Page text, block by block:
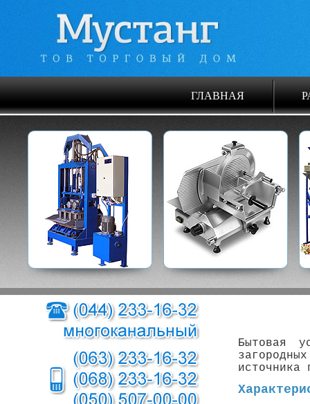
ГЛАВНАЯ
Бытовая
источника